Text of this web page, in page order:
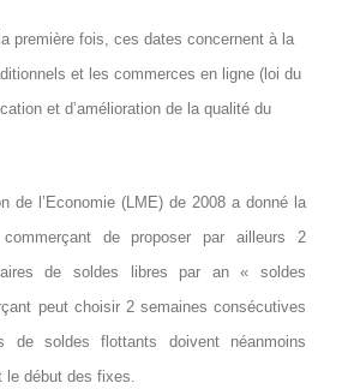
première fois, ces dates concernent à la
et les commerces en ligne (loi du
et d’amélioration de la qualité du
de l’Economie (LME) de 2008 a donné la
de proposer par ailleurs 2
de soldes libres par an « soldes
peut choisir 2 semaines consécutives
de soldes flottants doivent néanmoins
le début des fixes.